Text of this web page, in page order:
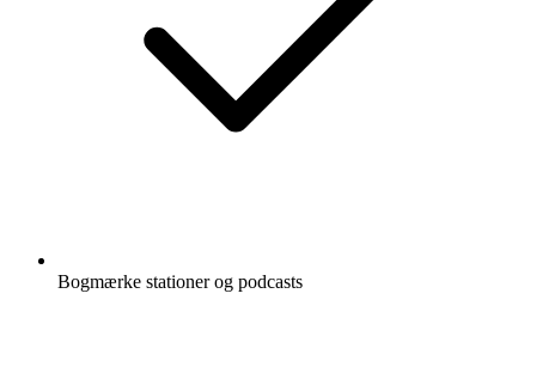
Bogmærke stationer og podcasts